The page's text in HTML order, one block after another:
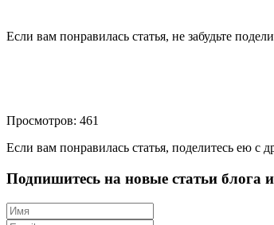
Если вам понравилась статья, не забудьте
Просмотров: 461
Если вам понравилась статья, поделитесь ею
Подпишитесь на новые статьи блога